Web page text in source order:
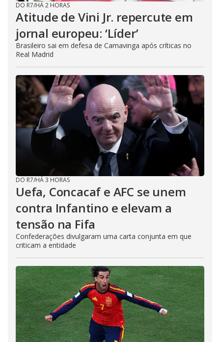
DO R7/HÁ 2 HORAS
Atitude de Vini Jr. repercute em
jornal europeu: ‘Líder’
Brasileiro sai em defesa de Camavinga após críticas no
Real Madrid
DO R7/HÁ 3 HORAS
Uefa, Concacaf e AFC se unem
contra Infantino e elevam a
tensão na Fifa
Confederações divulgaram uma carta conjunta em que
criticam a entidade